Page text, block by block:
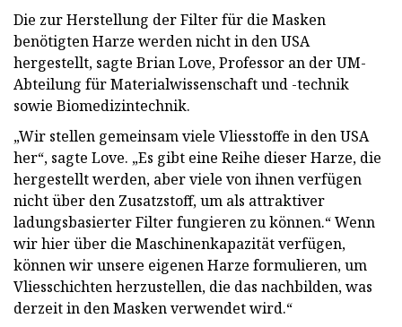
Die zur Herstellung der Filter für die Masken
benötigten Harze werden nicht in den USA
hergestellt, sagte Brian Love, Professor an der UM-
Abteilung für Materialwissenschaft und -technik
sowie Biomedizintechnik.
„Wir stellen gemeinsam viele Vliesstoffe in den USA
her“, sagte Love. „Es gibt eine Reihe dieser Harze, die
hergestellt werden, aber viele von ihnen verfügen
nicht über den Zusatzstoff, um als attraktiver
ladungsbasierter Filter fungieren zu können.“ Wenn
wir hier über die Maschinenkapazität verfügen,
können wir unsere eigenen Harze formulieren, um
Vliesschichten herzustellen, die das nachbilden, was
derzeit in den Masken verwendet wird.“